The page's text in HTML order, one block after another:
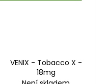
VENIX - Tobacco X -
18mg